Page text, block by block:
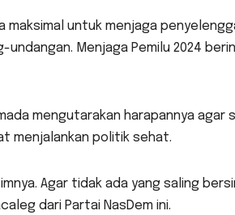
maksimal untuk menjaga
Menjaga Pemilu 2024
mengutarakan harapannya agar
menjalankan politik sehat.
Agar tidak ada yang saling
dari Partai NasDem ini.